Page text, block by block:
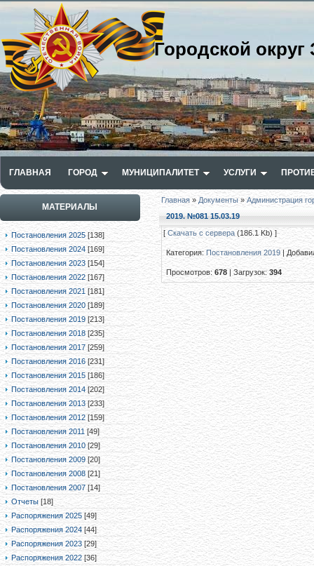
Городской
ГЛАВНАЯ ГОРОД МУНИЦИПАЛИТЕТ УСЛУГИ
МАТЕРИАЛЫ
Постановления 2025 [138]
Постановления 2024 [169]
Постановления 2023 [154]
Постановления 2022 [167]
Постановления 2021 [181]
Постановления 2020 [189]
Постановления 2019 [213]
Постановления 2018 [235]
Постановления 2017 [259]
Постановления 2016 [231]
Постановления 2015 [186]
Постановления 2014 [202]
Постановления 2013 [233]
Постановления 2012 [159]
Постановления 2011 [49]
Постановления 2010 [29]
Постановления 2009 [20]
Постановления 2008 [21]
Постановления 2007 [14]
Отчеты [18]
Распоряжения 2025 [49]
Распоряжения 2024 [44]
Распоряжения 2023 [29]
Распоряжения 2022 [36]
Главная» Документы »Администрация
2019. №081 15.03.19
[Скачать с сервера (186.1 Kb) ]
Категория: Постановления 2019|
Просмотров:678 |Загрузок:394